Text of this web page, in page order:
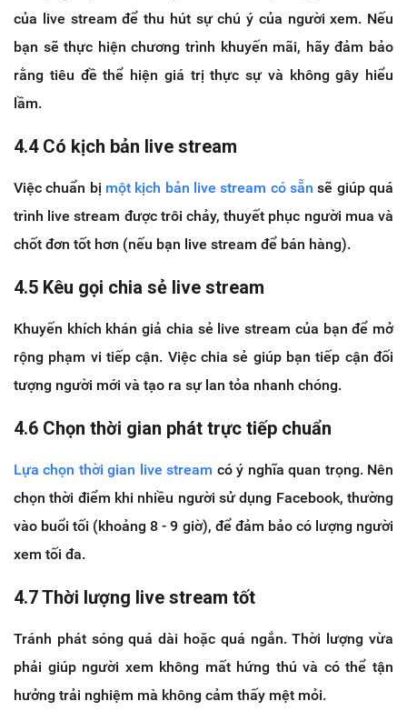
của live stream để thu hút sự chú ý của người xem. Nếu
bạn sẽ thực hiện chương trình khuyến mãi, hãy đảm bảo
rằng tiêu đề thể hiện giá trị thực sự và không gây hiểu
lầm.
4.4 Có kịch bản live stream
Việc chuẩn bị một kịch bản live stream có sẵn sẽ giúp quá
trình live stream được trôi chảy, thuyết phục người mua và
chốt đơn tốt hơn (nếu bạn live stream để bán hàng).
4.5 Kêu gọi chia sẻ live stream
Khuyến khích khán giả chia sẻ live stream của bạn để mở
rộng phạm vi tiếp cận. Việc chia sẻ giúp bạn tiếp cận đối
tượng người mới và tạo ra sự lan tỏa nhanh chóng.
4.6 Chọn thời gian phát trực tiếp chuẩn
Lựa chọn thời gian live stream có ý nghĩa quan trọng. Nên
chọn thời điểm khi nhiều người sử dụng Facebook, thường
vào buổi tối (khoảng 8 - 9 giờ), để đảm bảo có lượng người
xem tối đa.
4.7 Thời lượng live stream tốt
Tránh phát sóng quá dài hoặc quá ngắn. Thời lượng vừa
phải giúp người xem không mất hứng thú và có thể tận
hưởng trải nghiệm mà không cảm thấy mệt mỏi.